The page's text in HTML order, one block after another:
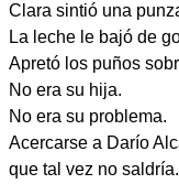
Clara sintió una
La leche le bajó de
Apretó los puños
No era su hija.
No era su problema.
Acercarse a Darío
que tal vez no saldría.